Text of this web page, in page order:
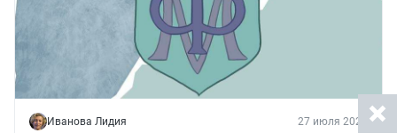
Иванова Лидия 27 июля 2026